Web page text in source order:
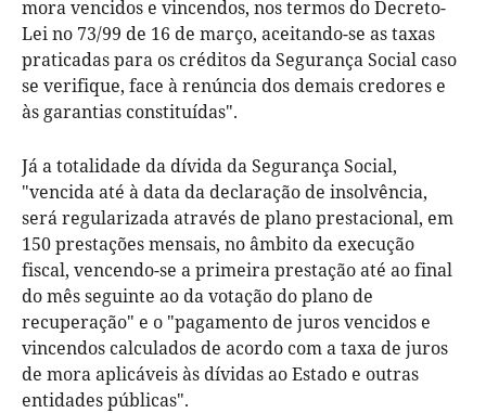
mora vencidos e vincendos, nos termos do Decreto-
Lei no 73/99 de 16 de março, aceitando-se as taxas
praticadas para os créditos da Segurança Social caso
se verifique, face à renúncia dos demais credores e
às garantias constituídas".
Já a totalidade da dívida da Segurança Social,
"vencida até à data da declaração de insolvência,
será regularizada através de plano prestacional, em
150 prestações mensais, no âmbito da execução
fiscal, vencendo-se a primeira prestação até ao final
do mês seguinte ao da votação do plano de
recuperação" e o "pagamento de juros vencidos e
vincendos calculados de acordo com a taxa de juros
de mora aplicáveis às dívidas ao Estado e outras
entidades públicas".